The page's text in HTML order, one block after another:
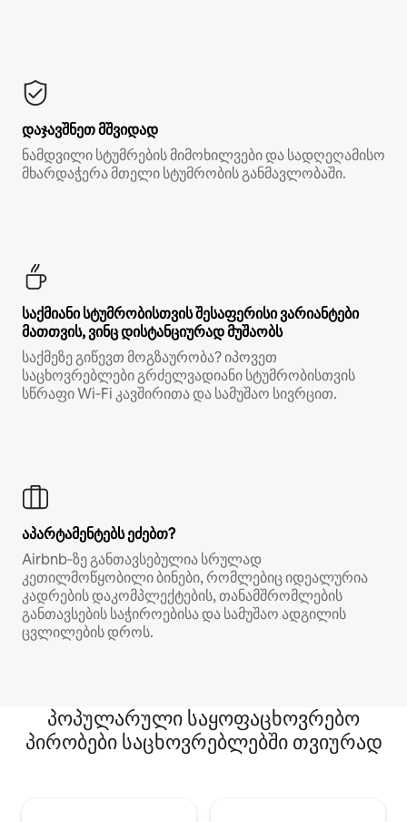
დაჯავშნეთ მშვიდად
ნამდვილი სტუმრების მიმოხილვები და სადღეღამისო
მხარდაჭერა მთელი სტუმრობის განმავლობაში.
საქმიანი სტუმრობისთვის შესაფერისი ვარიანტები
მათთვის, ვინც დისტანციურად მუშაობს
საქმეზე გიწევთ მოგზაურობა? იპოვეთ
საცხოვრებლები გრძელვადიანი სტუმრობისთვის
სწრაფი Wi‑Fi კავშირითა და სამუშაო სივრცით.
აპარტამენტებს ეძებთ?
Airbnb‑ზე განთავსებულია სრულად
კეთილმოწყობილი ბინები, რომლებიც იდეალურია
კადრების დაკომპლექტების, თანამშრომლების
განთავსების საჭიროებისა და სამუშაო ადგილის
ცვლილების დროს.
პოპულარული საყოფაცხოვრებო
პირობები საცხოვრებლებში თვიურად